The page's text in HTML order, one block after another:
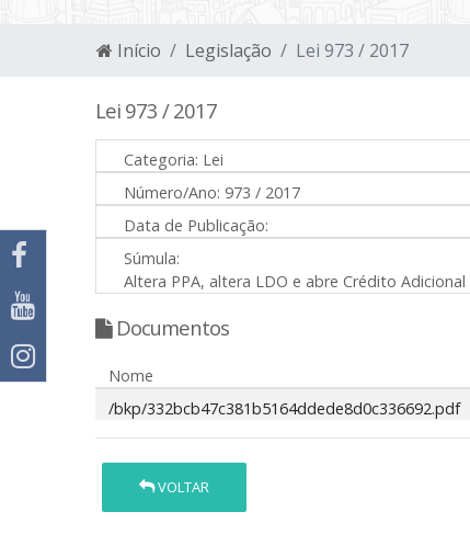
Início Legislação Lei 973 / 2017
Lei 973 / 2017
Categoria: Lei
Número/Ano: 973 / 2017
Data de Publicação:
Súmula:
Altera PPA, altera LDO e abre Crédito
Documentos
Nome
/bkp/332bcb47c381b5164ddede8d0c336692.pdf
VOLTAR